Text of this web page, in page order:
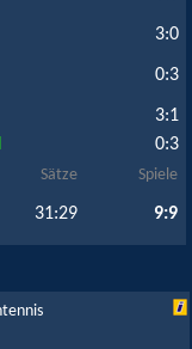
3:0
0:3
3:1
0:3
Sätze Spiele
31:29 9:9